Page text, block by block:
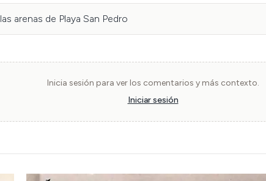
arenas de Playa San Pedro
Inicia sesión para ver los comentarios y más contexto.
Iniciar sesión